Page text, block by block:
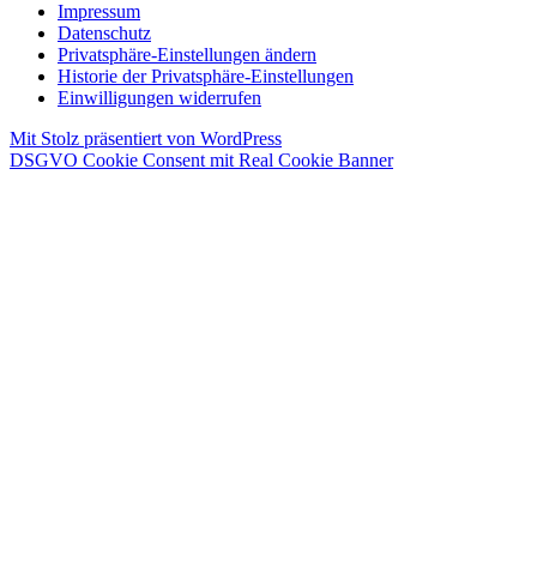
Impressum
Datenschutz
Privatsphäre-Einstellungen ändern
Historie der Privatsphäre-Einstellungen
Einwilligungen widerrufen
Mit Stolz präsentiert von WordPress
DSGVO Cookie Consent mit Real Cookie Banner